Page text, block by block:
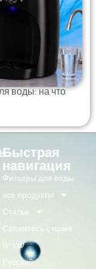
воды: на что
Быстрая
навигация
Фильтры для воды
все продукты
Статьи
Свяжитесь с нами
עברית
Русский